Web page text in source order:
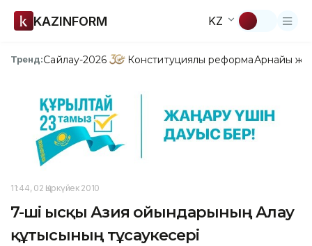
KAZINFORM KZ
Тренд:Сайлау-2026 Конституциялық реформаАрнайы
11:44, 02 Қыркүйек 2010
7-ші Қысқы Азия ойындарының Алау
құтысының тұсаукесері